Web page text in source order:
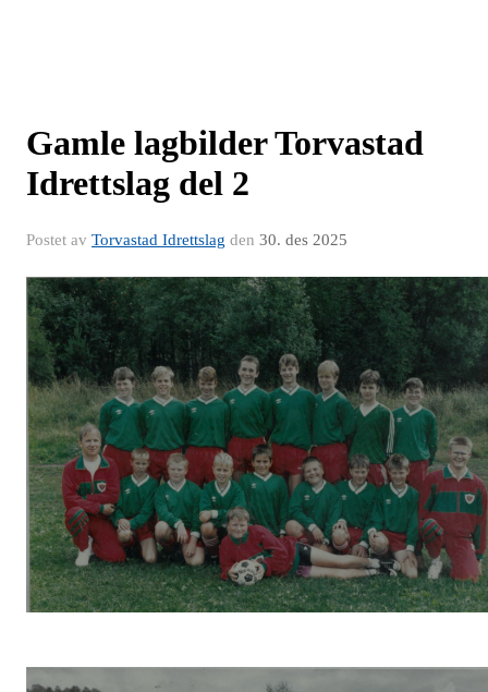
Gamle lagbilder Torvastad
Idrettslag del 2
Postet av Torvastad Idrettslag den 30. des 2025